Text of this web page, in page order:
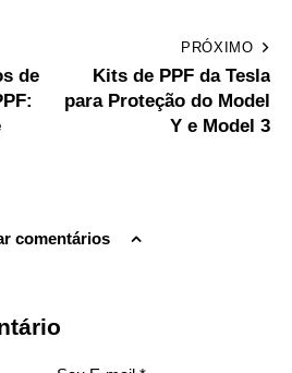
de
PRÓXIMO
Kits de PPF da Tesla
para Proteção do Model
Y e Model 3
comentários